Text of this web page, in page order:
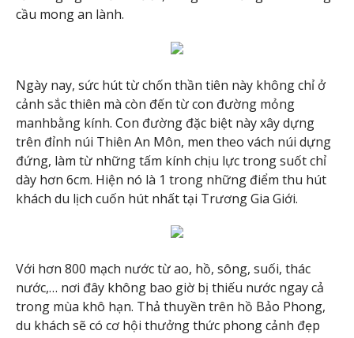
cầu mong an lành.
Ngày nay, sức hút từ chốn thần tiên này không chỉ ở
cảnh sắc thiên mà còn đến từ con đường mỏng
manhbằng kính. Con đường đặc biệt này xây dựng
trên đỉnh núi Thiên An Môn, men theo vách núi dựng
đứng, làm từ những tấm kính chịu lực trong suốt chỉ
dày hơn 6cm. Hiện nó là 1 trong những điểm thu hút
khách du lịch cuốn hút nhất tại Trương Gia Giới.
Với hơn 800 mạch nước từ ao, hồ, sông, suối, thác
nước,… nơi đây không bao giờ bị thiếu nước ngay cả
trong mùa khô hạn. Thả thuyền trên hồ Bảo Phong,
du khách sẽ có cơ hội thưởng thức phong cảnh đẹp